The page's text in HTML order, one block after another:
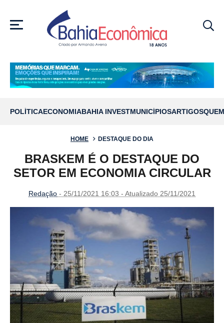
MENU
POLÍTICAECONOMIABAHIA INVESTMUNICÍPIOSARTIGOS
HOME DESTAQUE DO DIA
BRASKEM É O DESTAQUE DO
SETOR EM ECONOMIA CIRCULAR
Redação - 25/11/2021 16:03 - Atualizado 25/11/2021